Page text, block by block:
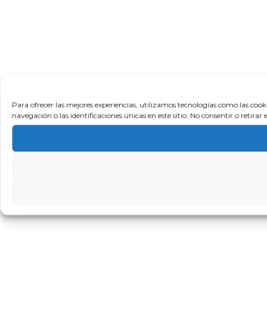
Para ofrecer las mejores experiencias, utilizamos tecnologías como las
navegación o las identificaciones únicas en este sitio. No consentir o